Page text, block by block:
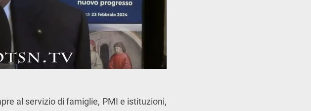
al servizio di famiglie, PMI e istituzioni,